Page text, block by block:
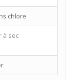
chlore
à sec